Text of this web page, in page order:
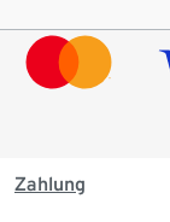
Zahlung